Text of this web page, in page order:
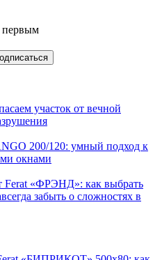
первым
участок от вечной
200/120: умный подход к
окнами
Ferat «ФРЭНД»: как выбрать
забыть о сложностях в